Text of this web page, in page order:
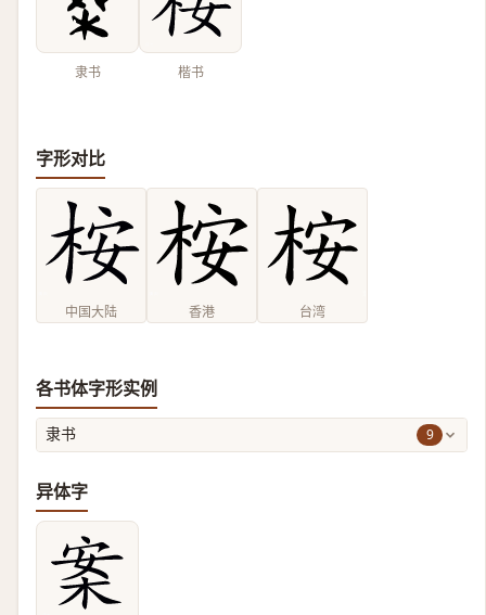
隶书 楷书
字形对比
中国大陆 香港 台湾
各书体字形实例
隶书 9
异体字